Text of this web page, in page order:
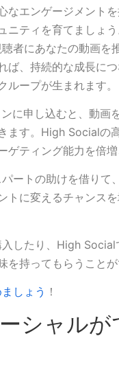
なエンゲージメント
ニティを育てましょ
者にあなたの動画を
ば、持続的な成長に
ループが生まれます。
に申し込むと、動画
ます。High Socialの
ゲティング能力を倍増
ートの助けを借りて
トに変えるチャンス
したり、High Social
を持ってもらうことが
しょう ！
シャルが